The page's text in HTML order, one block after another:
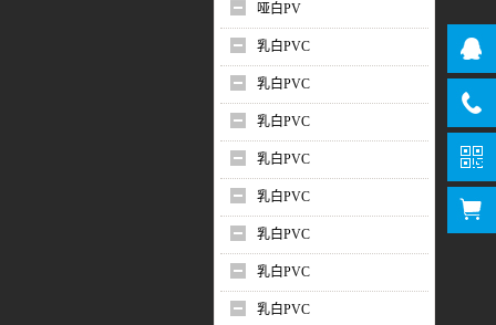
哑白PV
乳白PVC
乳白PVC
乳白PVC
乳白PVC
乳白PVC
乳白PVC
乳白PVC
乳白PVC